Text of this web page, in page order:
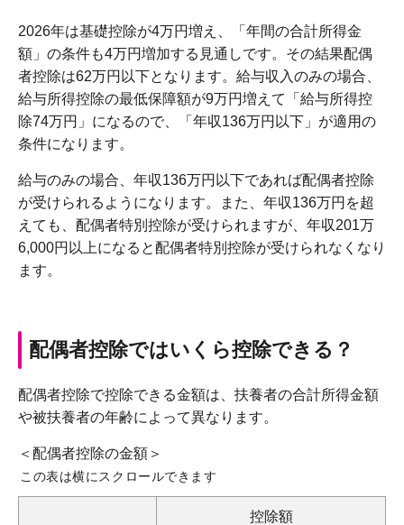
2026年は基礎控除が4万円増え、「年間の合計所得金
額」の条件も4万円増加する見通しです。その結果配偶
者控除は62万円以下となります。給与収入のみの場合、
給与所得控除の最低保障額が9万円増えて「給与所得控
除74万円」になるので、「年収136万円以下」が適用の
条件になります。
給与のみの場合、年収136万円以下であれば配偶者控除
が受けられるようになります。また、年収136万円を超
えても、配偶者特別控除が受けられますが、年収201万
6,000円以上になると配偶者特別控除が受けられなくなり
ます。
配偶者控除ではいくら控除できる？
配偶者控除で控除できる金額は、扶養者の合計所得金額
や被扶養者の年齢によって異なります。
＜配偶者控除の金額＞
この表は横にスクロールできます
控除額